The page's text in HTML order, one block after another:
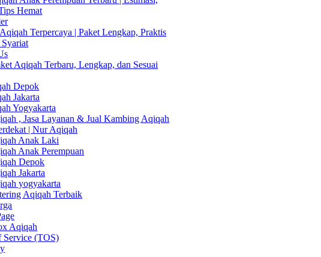
Hemat
Terpercaya | Paket Lengkap, Praktis
Aqiqah Terbaru, Lengkap, dan Sesuai
Depok
Jakarta
Yogyakarta
, Jasa Layanan & Jual Kambing Aqiqah
| Nur Aqiqah
Anak Laki
Anak Perempuan
Depok
Jakarta
yogyakarta
Aqiqah Terbaik
Aqiqah
Service (TOS)